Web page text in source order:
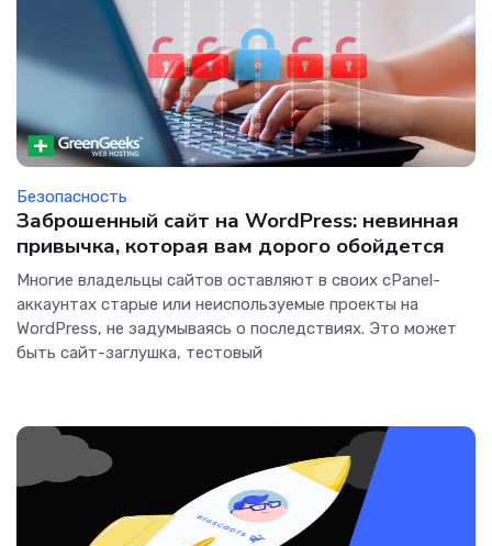
Безопасность
Заброшенный сайт на WordPress: невинная
привычка, которая вам дорого обойдется
Многие владельцы сайтов оставляют в своих cPanel-
аккаунтах старые или неиспользуемые проекты на
WordPress, не задумываясь о последствиях. Это может
быть сайт-заглушка, тестовый